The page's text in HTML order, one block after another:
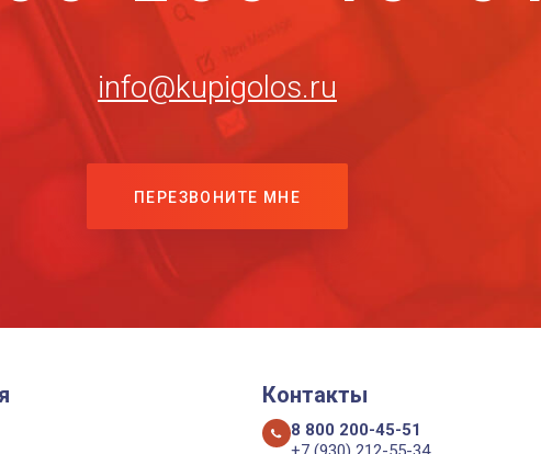
info@kupigolos.ru
ПЕРЕЗВОНИТЕ МНЕ
Контакты
8 800 200-45-51